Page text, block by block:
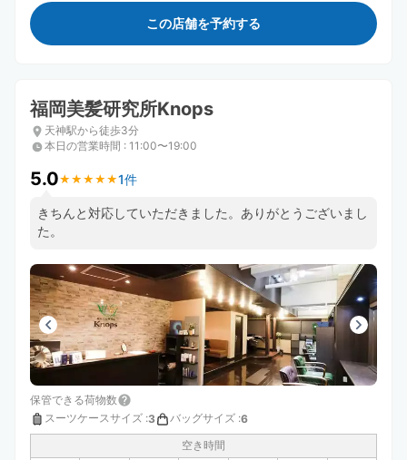
この店舗を予約する
福岡美髪研究所Knops
天神駅から徒歩3分
本日の営業時間 : 11:00〜19:00
5.0★ ★ ★ ★ ★
★ ★ ★ ★ ★1件
きちんと対応していただきました。ありがとうございまし
た。
保管できる荷物数
スーツケースサイズ :3 バッグサイズ :6
空き時間